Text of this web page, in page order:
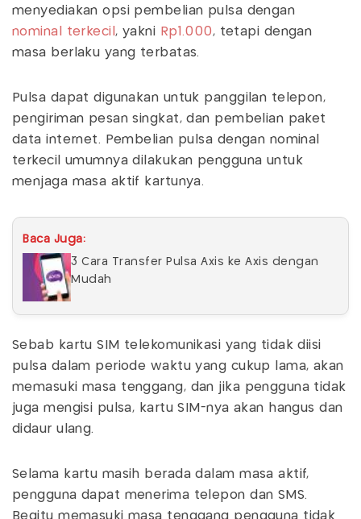
menyediakan opsi pembelian pulsa dengan
nominal terkecil, yakni Rp1.000, tetapi dengan
masa berlaku yang terbatas.
Pulsa dapat digunakan untuk panggilan telepon,
pengiriman pesan singkat, dan pembelian paket
data internet. Pembelian pulsa dengan nominal
terkecil umumnya dilakukan pengguna untuk
menjaga masa aktif kartunya.
Baca Juga:
3 Cara Transfer Pulsa Axis ke Axis dengan
Mudah
Sebab kartu SIM telekomunikasi yang tidak diisi
pulsa dalam periode waktu yang cukup lama, akan
memasuki masa tenggang, dan jika pengguna tidak
juga mengisi pulsa, kartu SIM-nya akan hangus dan
didaur ulang.
Selama kartu masih berada dalam masa aktif,
pengguna dapat menerima telepon dan SMS.
Begitu memasuki masa tenggang pengguna tidak